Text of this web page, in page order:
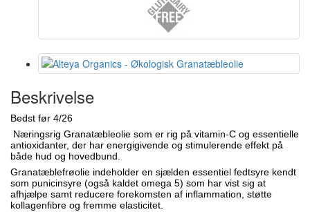
Beskrivelse
Bedst før 4/26
Næringsrig Granatæbleolie som er rig på vitamin-C og essentielle
antioxidanter, der har energigivende og stimulerende effekt på
både hud og hovedbund.
Granatæblefrøolie indeholder en sjælden essentiel fedtsyre kendt
som punicinsyre (også kaldet omega 5) som har vist sig at
afhjælpe samt reducere forekomsten af inflammation, støtte
kollagenfibre og fremme elasticitet.